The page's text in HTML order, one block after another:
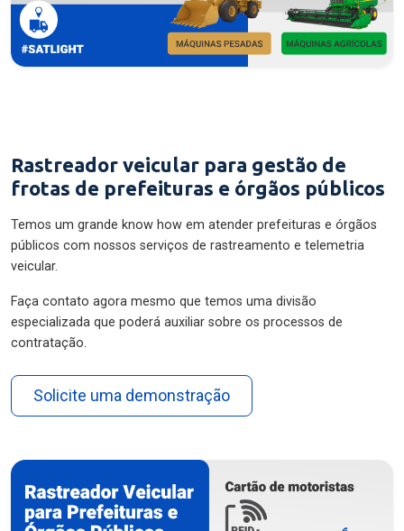
Rastreador veicular para gestão de
frotas de prefeituras e órgãos públicos
Temos um grande know how em atender prefeituras e órgãos
públicos com nossos serviços de rastreamento e telemetria
veicular.
Faça contato agora mesmo que temos uma divisão
especializada que poderá auxiliar sobre os processos de
contratação.
Solicite uma demonstração